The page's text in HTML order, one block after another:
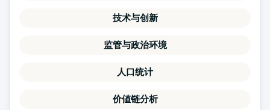
技术与创新
监管与政治环境
人口统计
价値链分析